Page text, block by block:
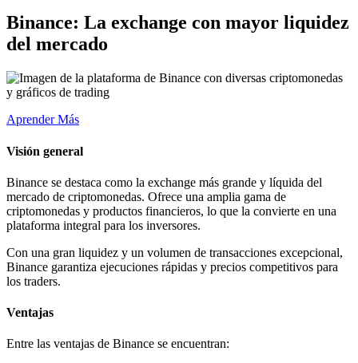
Binance: La exchange con mayor liquidez
del mercado
Aprender Más
Visión general
Binance se destaca como la exchange más grande y líquida del
mercado de criptomonedas. Ofrece una amplia gama de
criptomonedas y productos financieros, lo que la convierte en una
plataforma integral para los inversores.
Con una gran liquidez y un volumen de transacciones excepcional,
Binance garantiza ejecuciones rápidas y precios competitivos para
los traders.
Ventajas
Entre las ventajas de Binance se encuentran: